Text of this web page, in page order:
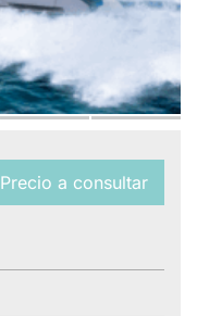
Precio a consultar